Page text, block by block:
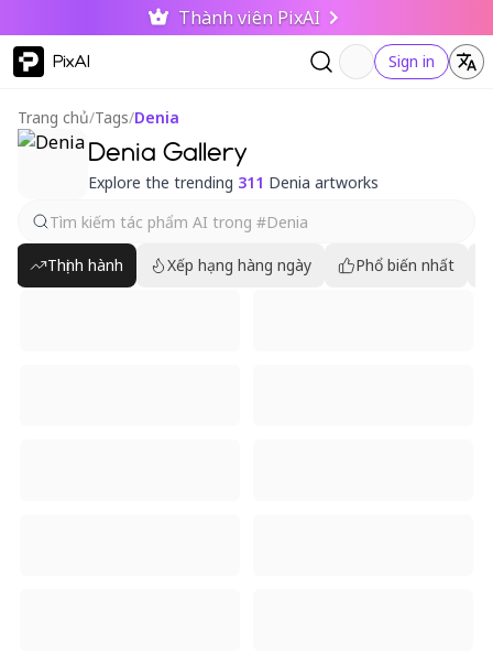
Thành viên PixAI
PixAI Sign in
Trang chủ/Tags/Denia
Denia Gallery
Explore the trending 311 Denia artworks
Thịnh hành Xếp hạng hàng ngày Phổ biến nhất